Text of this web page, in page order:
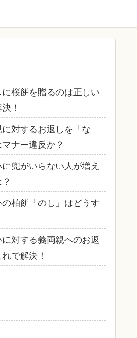
桜餅を贈るのは正しい
！
対するお返しを「な
ナー違反か？
兜がいらない人が増え
柏餅「のし」はどうす
対する義両親へのお返
で解決！